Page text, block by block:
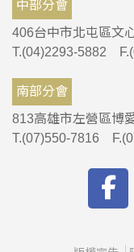
中部分會
406台中市北屯區文
T.(04)2293-5882
南部分會
813高雄市左營區博
T.(07)550-7816